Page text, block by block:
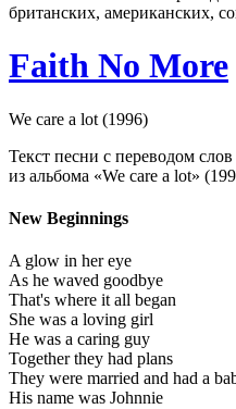
Faith No More
We care a lot (1996)
Текст песни с переводом
из альбома «We care a lot»
New Beginnings
A glow in her eye
As he waved goodbye
That's where it all began
She was a loving girl
He was a caring guy
Together they had plans
They were married and had a
His name was Johnnie